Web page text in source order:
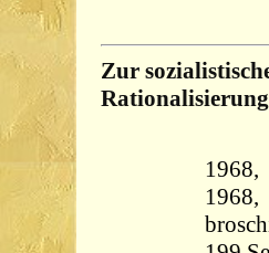
Zur
Rationalisierung
1968,
1968,